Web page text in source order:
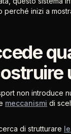
inizi a
non introduce
meccanismi di
di strutturare